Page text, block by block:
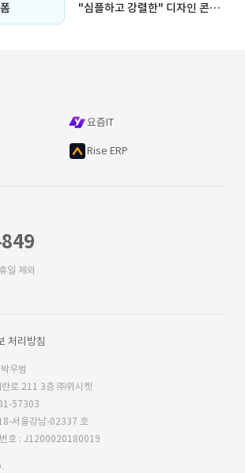
"심플하고 강렬한" 디자인 콘셉트 스포츠 브랜딩
요즘IT
Rise ERP
일 제외
처리방침
우범
로 211 3층 ㈜위시켓
57303
서울강남-02337 호
호 : J1200020180019